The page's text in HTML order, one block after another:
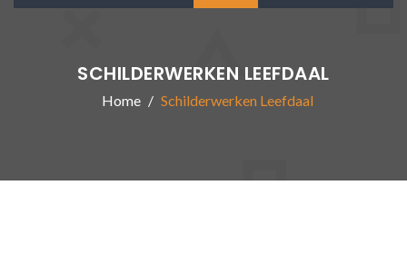
SCHILDERWERKEN LEEFDAAL
Home Schilderwerken Leefdaal